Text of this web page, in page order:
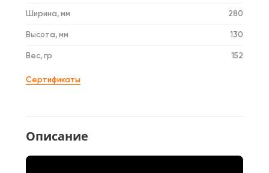
Ширина, мм 280
Высота, мм 130
Вес, гр 152
Сертификаты
Описание